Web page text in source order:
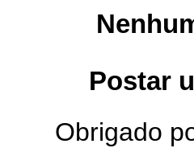
Postar
Obrigado